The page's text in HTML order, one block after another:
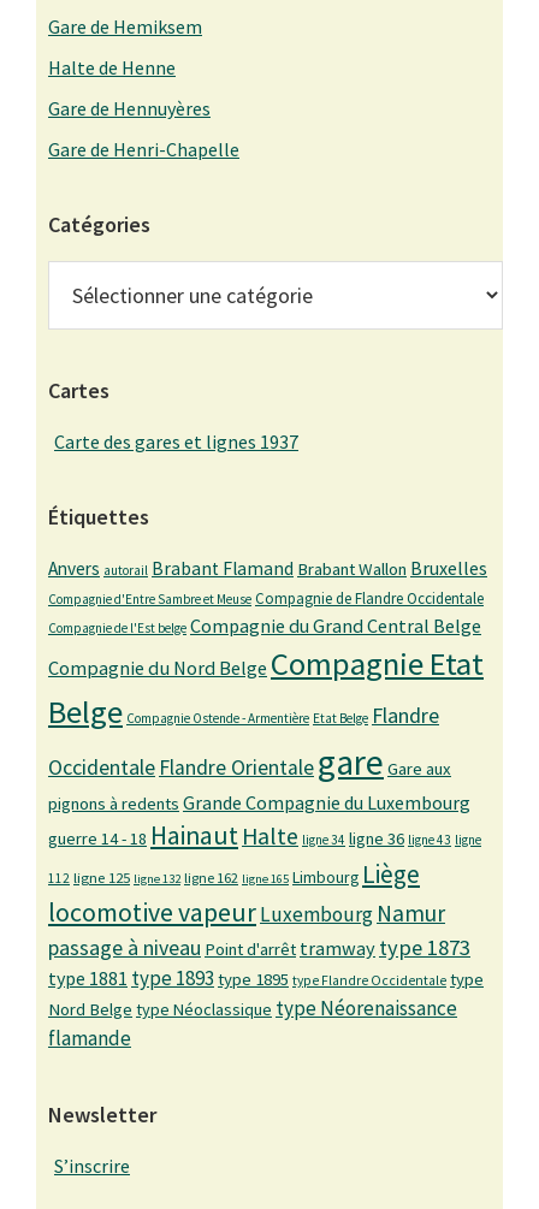
Gare de Hemiksem
Halte de Henne
Gare de Hennuyères
Gare de Henri-Chapelle
Catégories
Cartes
Carte des gares et lignes 1937
Étiquettes
Anvers autorail Brabant Flamand Brabant Wallon Bruxelles
Compagnie d'Entre Sambre et Meuse Compagnie de Flandre Occidentale
Compagnie de l'Est belge Compagnie du Grand Central Belge
Compagnie du Nord Belge Compagnie Etat
Belge Compagnie Ostende - Armentière Etat Belge Flandre
Occidentale Flandre Orientalegare Gare aux
pignons à redents Grande Compagnie du Luxembourg
guerre 14 - 18 Hainaut Halte ligne 34 ligne 36 ligne 43 ligne
112 ligne 125 ligne 132 ligne 162 ligne 165 Limbourg Liège
locomotive vapeurLuxembourg Namur
passage à niveau Point d'arrêt tramway type 1873
type 1881 type 1893 type 1895 type Flandre Occidentale type
Nord Belge type Néoclassique type Néorenaissance
flamande
Newsletter
S’inscrire